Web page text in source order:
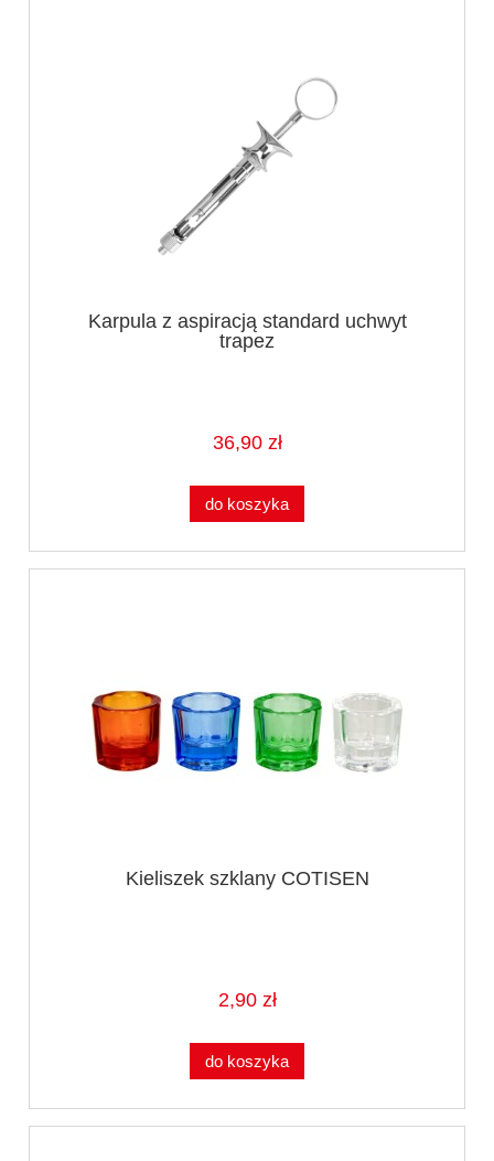
Karpula z aspiracją standard uchwyt
trapez
36,90 zł
do koszyka
Kieliszek szklany COTISEN
2,90 zł
do koszyka